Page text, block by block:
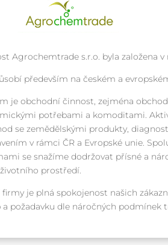
Agrochemtrade s.r.o. byla založena v
především na českém a
je obchodní činnost, zejména
potřebami a komoditami.
se zemědělskými produkty,
v rámci ČR a Evropské unie.
se snažíme dodržovat přísné a
prostředí.
je plná spokojenost našich
požadavku dle náročných podmínek